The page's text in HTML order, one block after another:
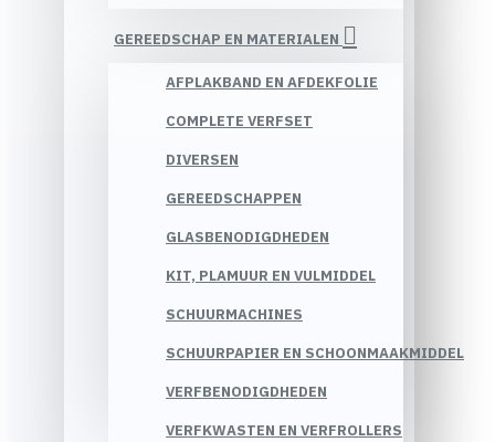
GEREEDSCHAP EN MATERIALEN
AFPLAKBAND EN AFDEKFOLIE
COMPLETE VERFSET
DIVERSEN
GEREEDSCHAPPEN
GLASBENODIGDHEDEN
KIT, PLAMUUR EN VULMIDDEL
SCHUURMACHINES
SCHUURPAPIER EN SCHOONMAAKMIDDEL
VERFBENODIGDHEDEN
VERFKWASTEN EN VERFROLLERS